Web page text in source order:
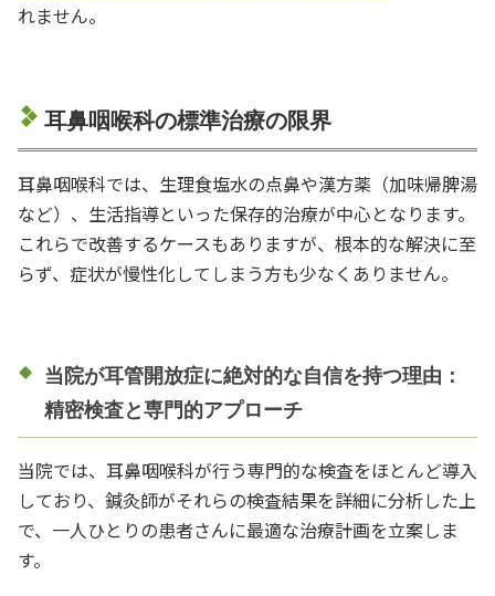
れません。
耳鼻咽喉科の標準治療の限界
耳鼻咽喉科では、生理食塩水の点鼻や漢方薬（加味帰脾湯
など）、生活指導といった保存的治療が中心となります。
これらで改善するケースもありますが、根本的な解決に至
らず、症状が慢性化してしまう方も少なくありません。
当院が耳管開放症に絶対的な自信を持つ理由：
精密検査と専門的アプローチ
当院では、耳鼻咽喉科が行う専門的な検査をほとんど導入
しており、鍼灸師がそれらの検査結果を詳細に分析した上
で、一人ひとりの患者さんに最適な治療計画を立案しま
す。